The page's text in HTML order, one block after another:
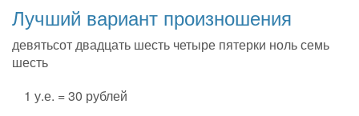
Лучший вариант произношения
девятьсот двадцать шесть четыре пятерки ноль семь
шесть
1 у.е. = 30 рублей